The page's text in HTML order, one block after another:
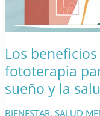
Los
fototerapia
sueño y la
BIENESTAR, SALUD